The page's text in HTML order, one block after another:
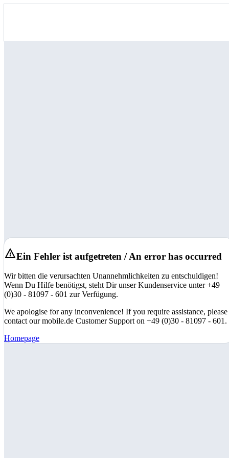
Ein Fehler ist aufgetreten / An error has occurred
Wir bitten die verursachten Unannehmlichkeiten zu entschuldigen!
Wenn Du Hilfe benötigst, steht Dir unser Kundenservice unter +49
(0)30 - 81097 - 601 zur Verfügung.
We apologise for any inconvenience! If you require assistance, please
contact our mobile.de Customer Support on +49 (0)30 - 81097 - 601.
Homepage